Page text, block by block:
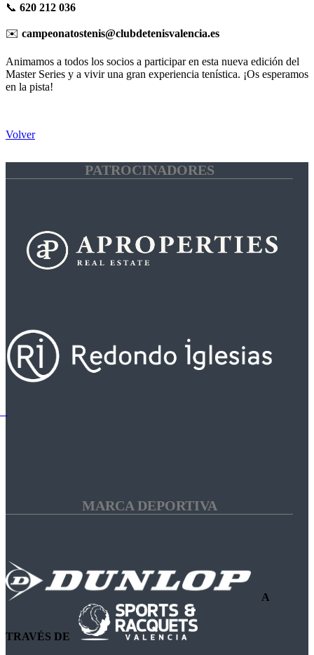
📞 620 212 036
✉️ campeonatostenis@clubdetenisvalencia.es
Animamos a todos los socios a participar en esta nueva edición del
Master Series y a vivir una gran experiencia tenística. ¡Os esperamos
en la pista!
Volver
PATROCINADORES
MARCA DEPORTIVA
A
TRAVÉS DE